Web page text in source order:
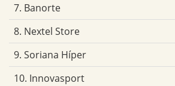
7. Banorte
8. Nextel Store
9. Soriana Híper
10. Innovasport